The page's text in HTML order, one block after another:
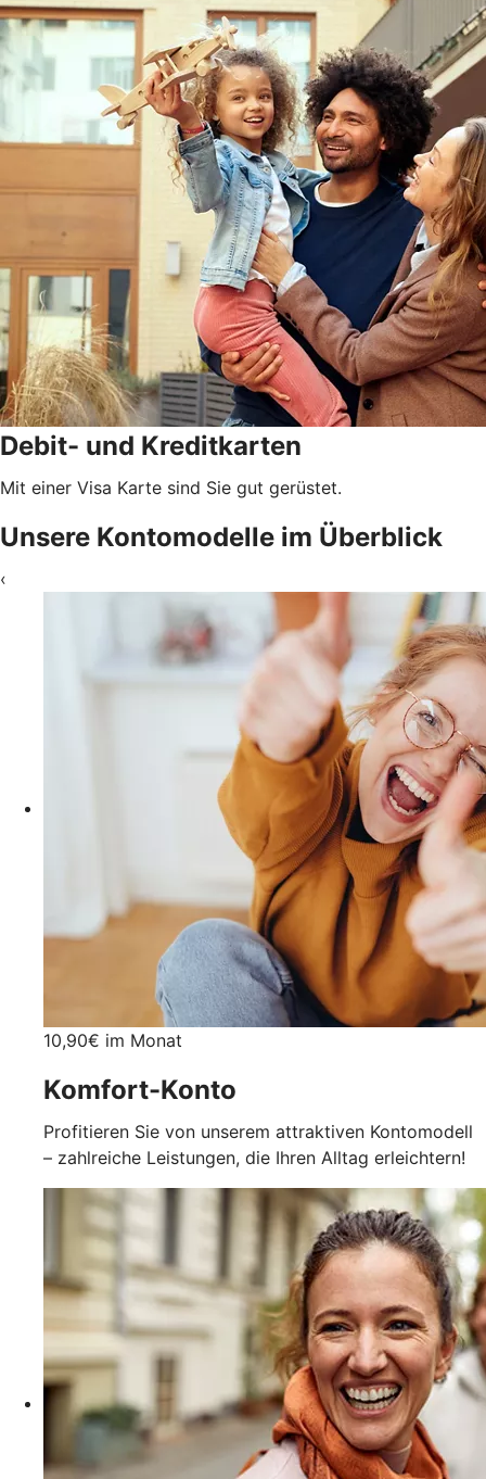
Debit- und Kreditkarten
Mit einer Visa Karte sind Sie gut gerüstet.
Unsere Kontomodelle im Überblick
‹
10,90€ im Monat
Komfort-Konto
Profitieren Sie von unserem attraktiven Kontomodell
– zahlreiche Leistungen, die Ihren Alltag erleichtern!